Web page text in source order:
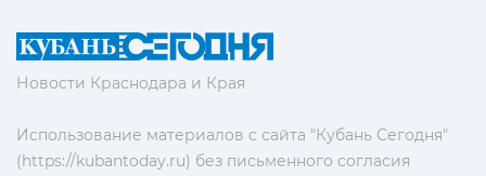
Новости Краснодара и Края
Использование материалов с сайта "Кубань Сегодня"
(https://kubantoday.ru) без письменного согласия